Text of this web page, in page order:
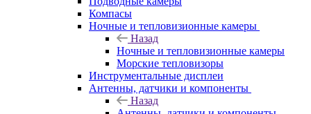
Компасы
Ночные и тепловизионные камеры
Назад
Ночные и тепловизионные камеры
Морские тепловизоры
Инструментальные дисплеи
Антенны, датчики и компоненты
Назад